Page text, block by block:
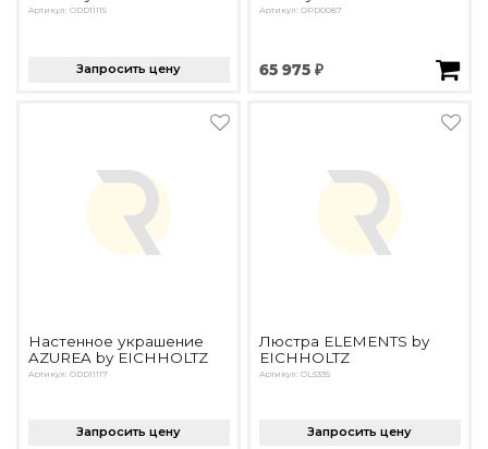
Артикул: ODD11115
Запросить цену
Артикул: OPD0087
65 975 ₽
Настенное украшение
AZUREA by EICHHOLTZ
Артикул: ODD11117
Запросить цену
Люстра ELEMENTS by
EICHHOLTZ
Артикул: OL5335
Запросить цену